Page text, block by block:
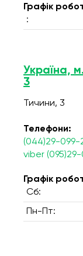
Графік
:
Україна,
3
Тичини, 3
Телефони:
(044)29-099-
viber
Графік
Сб:
Пн-Пт: